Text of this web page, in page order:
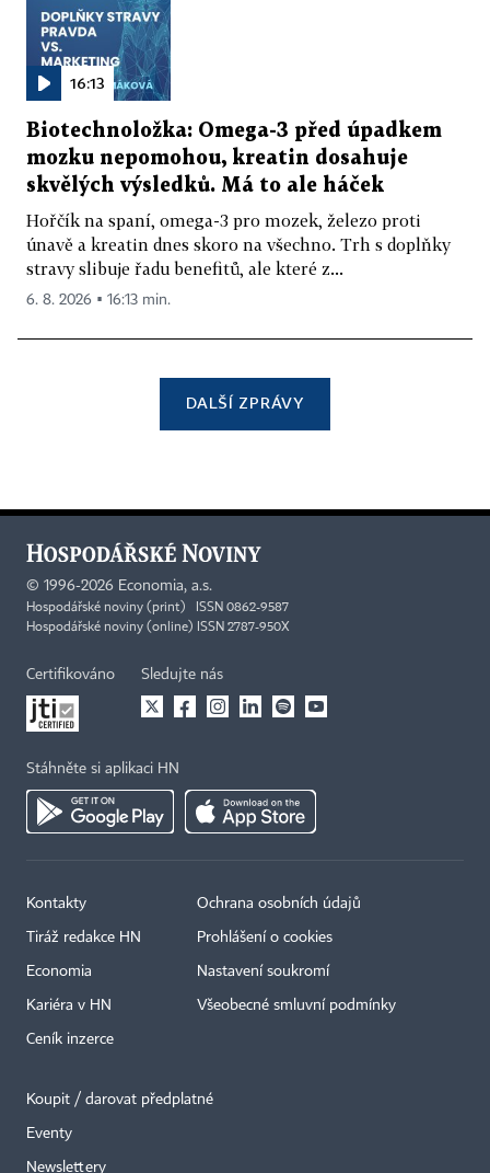
16:13
Biotechnoložka: Omega-3 před úpadkem
mozku nepomohou, kreatin dosahuje
skvělých výsledků. Má to ale háček
Hořčík na spaní, omega-3 pro mozek, železo proti
únavě a kreatin dnes skoro na všechno. Trh s doplňky
stravy slibuje řadu benefitů, ale které z...
6. 8. 2026 ▪ 16:13 min.
DALŠÍ ZPRÁVY
© 1996-2026 Economia, a.s.
Hospodářské noviny (print) ISSN 0862-9587
Hospodářské noviny (online) ISSN 2787-950X
Certifikováno Sledujte nás
Stáhněte si aplikaci HN
Kontakty
Tiráž redakce HN
Economia
Kariéra v HN
Ceník inzerce
Ochrana osobních údajů
Prohlášení o cookies
Nastavení soukromí
Všeobecné smluvní podmínky
Koupit / darovat předplatné
Eventy
Newslettery